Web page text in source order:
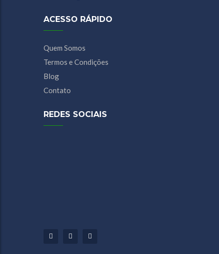
ACESSO RÁPIDO
Quem Somos
Termos e Condições
Blog
Contato
REDES SOCIAIS
FacebookYoutube